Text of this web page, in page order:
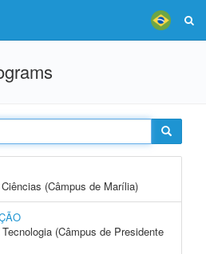
(Câmpus de Marília)
(Câmpus de Presidente